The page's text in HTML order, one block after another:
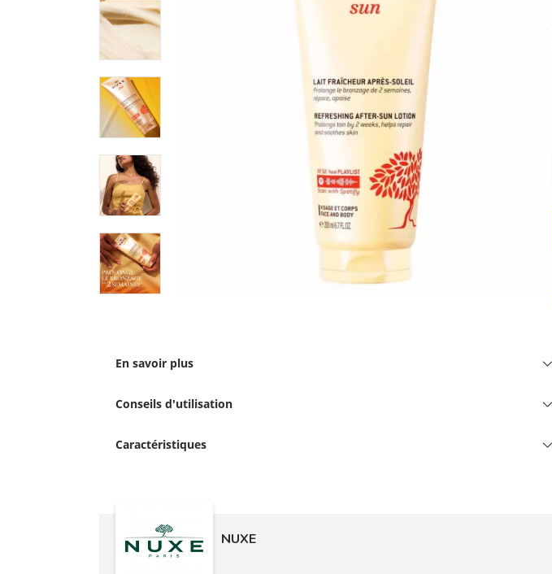
En savoir plus
Conseils d'utilisation
Caractéristiques
NUXE